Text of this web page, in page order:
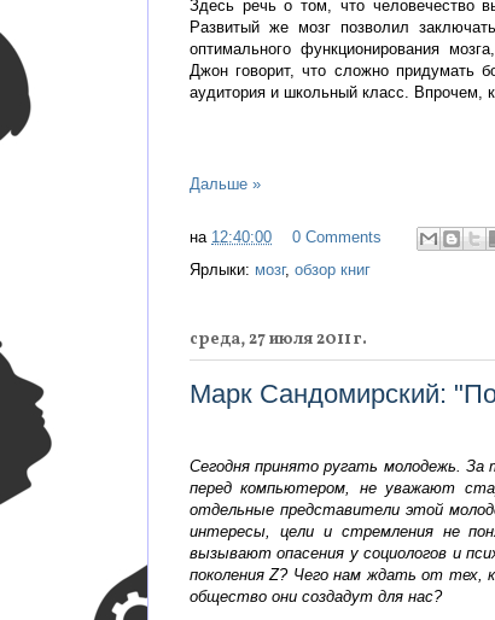
Здесь речь о том, что человечество
Развитый же мозг позволил
оптимального функционирования
Джон говорит, что сложно придумать
аудитория и школьный класс. Впрочем,
Дальше »
на 12:40:00
0 Comments
Ярлыки: мозг, обзор книг
среда, 27 июля 2011 г.
Марк Сандомирский:
Сегодня принято ругать молодежь.
перед компьютером, не уважают
отдельные представители этой
интересы, цели и стремления не
вызывают опасения у социологов и
поколения Z? Чего нам ждать от тех,
общество они создадут для нас?